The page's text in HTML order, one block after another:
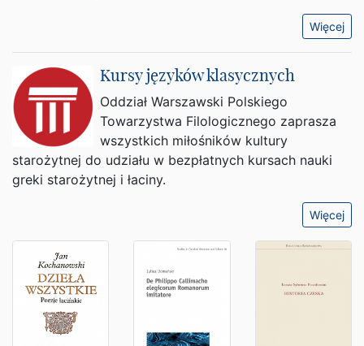
Więcej
Kursy języków klasycznych
Oddział Warszawski Polskiego
Towarzystwa Filologicznego zaprasza
wszystkich miłośników kultury
starożytnej do udziału w bezpłatnych kursach nauki
greki starożytnej i łaciny.
Więcej